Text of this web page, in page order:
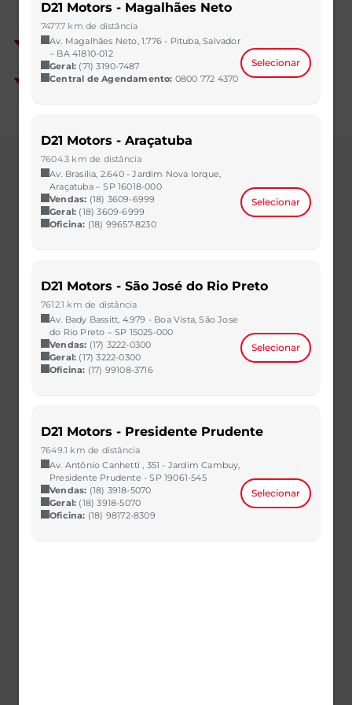
Modelos
TIGGO 7 PRO MAX DRIVE
TIGGO 7 PRO HYBRID MAX DRIVE
TIGGO 7 PRO PHEV
TIGGO 8 PRO PHEV
Vendas
Concessionárias
Venda Direta
Consórcio
D21 Motors - Magalhães Neto
7477.7 km de distância
Av. Magalhães Neto, 1.776 - Pituba, Salvador
– BA 41810-012
Geral: (71) 3190-7487
Central de Agendamento: 0800 772 4370
Selecionar
D21 Motors - Araçatuba
7604.3 km de distância
Av. Brasília, 2.640 - Jardim Nova Iorque,
Araçatuba – SP 16018-000
Vendas: (18) 3609-6999
Geral: (18) 3609-6999
Oficina: (18) 99657-8230
Selecionar
D21 Motors - São José do Rio Preto
7612.1 km de distância
Av. Bady Bassitt, 4.979 - Boa Vista, São Jose
do Rio Preto – SP 15025-000
Vendas: (17) 3222-0300
Geral: (17) 3222-0300
Oficina: (17) 99108-3716
Selecionar
D21 Motors - Presidente Prudente
7649.1 km de distância
Av. Antônio Canhetti , 351 - Jardim Cambuy,
Presidente Prudente - SP 19061-545
Vendas: (18) 3918-5070
Geral: (18) 3918-5070
Oficina: (18) 98172-8309
Selecionar